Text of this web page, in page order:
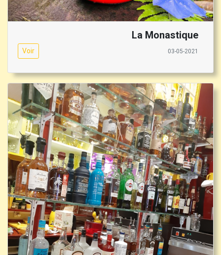
La Monastique
Voir 03-05-2021